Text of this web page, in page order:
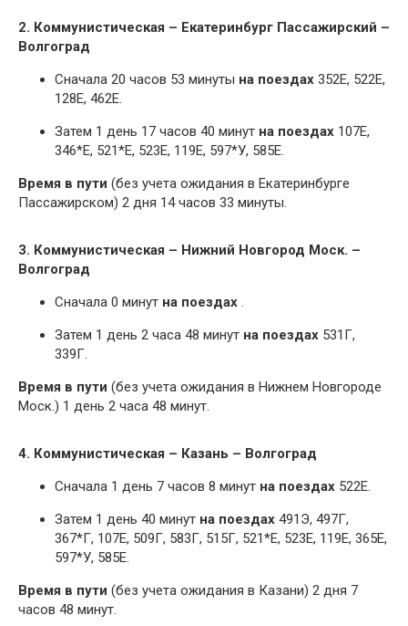
2. Коммунистическая – Екатеринбург Пассажирский –
Волгоград
Сначала 20 часов 53 минуты на поездах 352Е, 522Е,
128Е, 462Е.
Затем 1 день 17 часов 40 минут на поездах 107Е,
346*Е, 521*Е, 523Е, 119Е, 597*У, 585Е.
Время в пути (без учета ожидания в Екатеринбурге
Пассажирском) 2 дня 14 часов 33 минуты.
3. Коммунистическая – Нижний Новгород Моск. –
Волгоград
Сначала 0 минут на поездах .
Затем 1 день 2 часа 48 минут на поездах 531Г,
339Г.
Время в пути (без учета ожидания в Нижнем Новгороде
Моск.) 1 день 2 часа 48 минут.
4. Коммунистическая – Казань – Волгоград
Сначала 1 день 7 часов 8 минут на поездах 522Е.
Затем 1 день 40 минут на поездах 491Э, 497Г,
367*Г, 107Е, 509Г, 583Г, 515Г, 521*Е, 523Е, 119Е, 365Е,
597*У, 585Е.
Время в пути (без учета ожидания в Казани) 2 дня 7
часов 48 минут.